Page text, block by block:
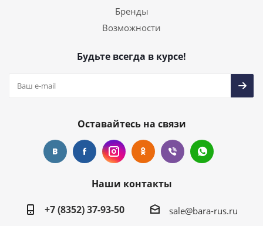
Бренды
Возможности
Будьте всегда в курсе!
Оставайтесь на связи
Наши контакты
+7 (8352) 37-93-50
sale@bara-rus.ru